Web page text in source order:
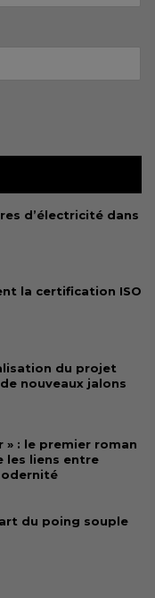
d’électricité dans
la certification ISO
du projet
nouveaux jalons
» : le premier roman
les liens entre
du poing souple